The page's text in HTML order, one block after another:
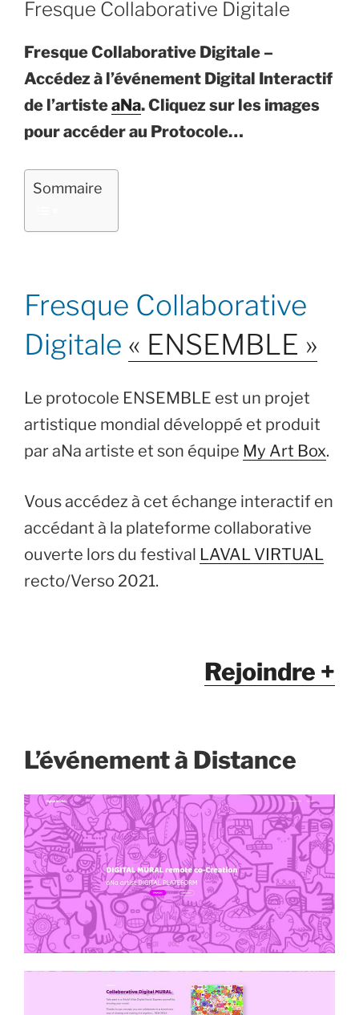
Fresque Collaborative Digitale
Fresque Collaborative Digitale –
Accédez à l’événement Digital Interactif
de l’artisteaNa. Cliquez sur les images
pour accéder au Protocole…
Sommaire
Fresque Collaborative
Digitale « ENSEMBLE »
Le protocole ENSEMBLE est un projet
artistique mondial développé et produit
par aNa artiste et son équipe My Art Box.
Vous accédez à cet échange interactif en
accédant à la plateforme collaborative
ouverte lors du festival LAVAL VIRTUAL
recto/Verso 2021.
Rejoindre +
L’événement à Distance